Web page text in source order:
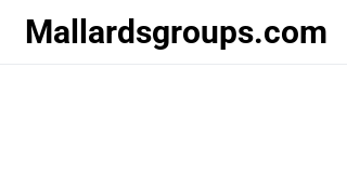
Mallardsgroups.com